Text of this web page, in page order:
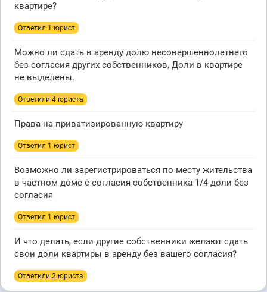
квартире?
Ответил 1 юрист
Можно ли сдать в аренду долю несовершеннолетнего
без согласия других собственников, Доли в квартире
не выделены.
Ответили 4 юристa
Права на приватизированную квартиру
Ответил 1 юрист
Возможно ли зарегистрироваться по месту жительства
в частном доме с согласия собственника 1/4 доли без
согласия
Ответил 1 юрист
И что делать, если другие собственники желают сдать
свои доли квартиры в аренду без вашего согласия?
Ответили 2 юристa